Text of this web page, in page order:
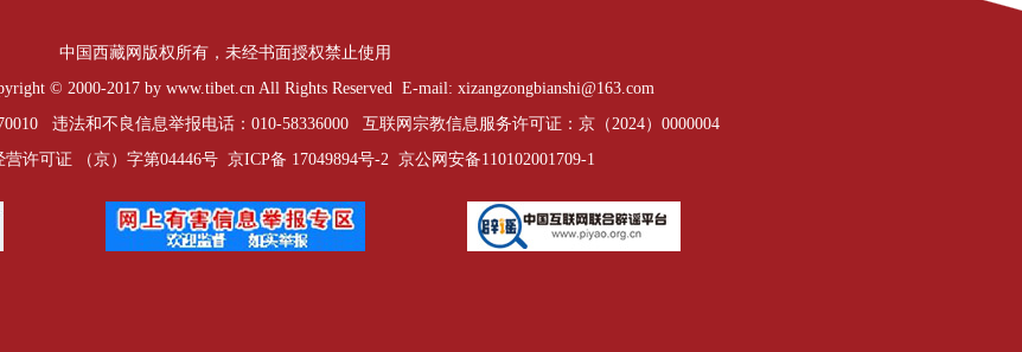
中国西藏网版权所有，未经书面授权禁止使用
© 2000-2017 by www.tibet.cn All Rights Reserved E-mail: xizangzongbianshi@163.com
违法和不良信息举报电话：010-58336000 互联网宗教信息服务许可证：京（2024）0000004
许可证 （京）字第04446号 京ICP备 17049894号-2京公网安备110102001709-1